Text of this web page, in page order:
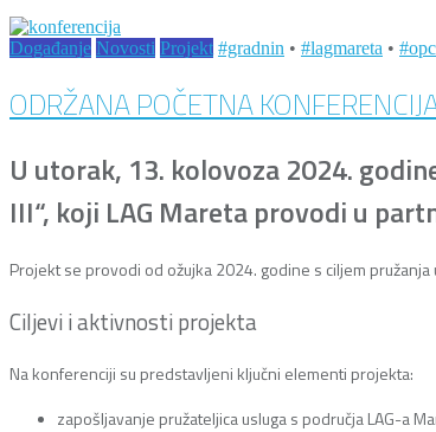
Događanje Novosti Projekt #gradnin • #lagmareta •
ODRŽANA POČETNA
U utorak, 13. kolovoza 2024.
III“, koji LAG Mareta provodi u
Projekt se provodi od ožujka 2024. godine s ciljem
Ciljevi i aktivnosti projekta
Na konferenciji su predstavljeni ključni elementi projekta:
zapošljavanje pružateljica usluga s područja LAG-a